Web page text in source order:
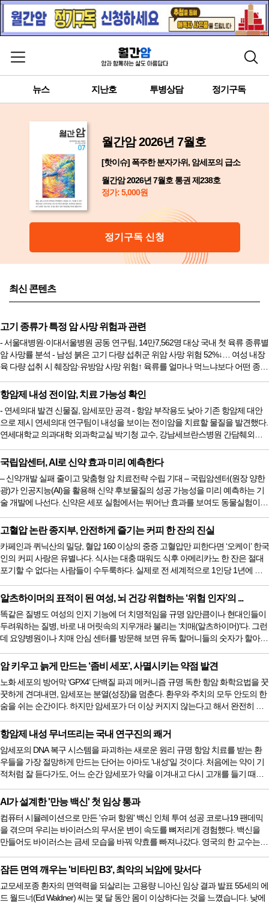
메뉴 열기 검색
뉴스 지난호 투병상담 정기구독
월간암 2026년 7월호
[핫이슈] 폭주한 분자가위, 암세포의 급소
월간암 2026년 7월호 통권 제238호
정가: 5,000원
정기구독 신청
최신 콘텐츠
고기 종류가 특정 암 사망 위험과 관련
- 서울대병원·이대서울병원 공동 연구팀, 14만7,562명 대상 국내 첫 육류 종류별
암 사망률 분석 - 남성 붉은 고기 다량 섭취군 위암 사망 위험 52%↓… 여성 내장
육 다량 섭취 시 췌장암·유방암 사망 위험↑ 육류를 얼마나 먹느냐보다 어떤 종류
구 결과가 나왔다. 남성에서는 붉은 고기를 많이 먹을수록 위암 사망 위험이 낮
아지는 경향이, 여성에서는 내장육을 많이 먹을수록 췌장암·유방암 사망 위험이
높아지는 경향이 확인됐다. 서울대병원 가정의...
항암제 내성 전이암, 치료 가능성 확인
- 연세의대 발견 신물질, 암세포만 공격 - 항암 부작용도 낮아 기존 항암제 대안
으로 제시 연세의대 연구팀이 내성을 보이는 전이암을 치료할 물질을 발견했다.
연세대학교 의과대학 외과학교실 박기청 교수, 강남세브란스병원 간담췌외과
동 연구팀은 기존 항암제에 저항성을 보이는 전이암에 치료 효과를 보일 뿐만
아니라 정상세포는 공격하지 않아 부작용도 줄인 신물질 PPS03을 발견했다고
지난 6월 5일 밝혔다. 이번 연구 결과는 국제 학술지...
국립암센터, AI로 신약 효과 미리 예측한다
– 신약개발 실패 줄이고 맞춤형 암 치료전략 수립 기대 – 국립암센터(원장 양한
광)가 인공지능(AI)을 활용해 신약 후보물질의 성공 가능성을 미리 예측하는 기
술 개발에 나선다. 신약은 세포 실험에서는 뛰어난 효과를 보여도 동물실험이나
개발에는 막대한 시간과 비용이 들지만, 최종적으로 성공하는 후보물질은 극히
일부에 불과하다. 국립암센터 생물정보연구과 신동관 박사 연구팀은 이러한 한
계를 극복하기 위해 세포주, 오가노이드*, 동물모델 등 서로 다른 실...
고혈압 논란 종지부, 안전하게 즐기는 커피 한 잔의 진실
카페인과 퀴닉산의 밀당, 혈압 160 이상의 중증 고혈압만 피한다면 ‘오케이’ 한국
인의 커피 사랑은 유별나다. 식사는 대충 때워도 식후 아메리카노 한 잔은 절대
포기할 수 없다는 사람들이 수두룩하다. 실제로 전 세계적으로 1인당 1년에 약
이다. 하지만 암 투병 중이거나 고혈압 등 만성 질환을 앓고 있는 환우들이라면,
모락모락 김이 피어오르는 커피 잔을 든 채 멈칫하게 마련이다. “커피 마시면 혈
압이 오른다던데, 내 심장과 혈관에 무리를 주는 건 아닐...
알츠하이머의 표적이 된 여성, 뇌 건강 위협하는 ‘위험 인자’의 ...
똑같은 질병도 여성의 인지 기능에 더 치명적임을 규명 암만큼이나 현대인들이
두려워하는 질병, 바로 내 머릿속의 지우개라 불리는 ‘치매(알츠하이머)’다. 그런
데 요양병원이나 치매 안심 센터를 방문해 보면 유독 할머니들의 숫자가 할아버
700만 명의 알츠하이머 환자 중 무려 3분의 2가 여성이다. 그동안 의학계에서는
“여성이 남성보다 평균 수명이 길어서, 치매에 걸릴 때까지 더 오래 살기 때문”이
라는 단순한 이유로 이 현상을 설명해 왔다. 하지만 최근...
암 키우고 늙게 만드는 ‘좀비 세포’, 사멸시키는 약점 발견
노화 세포의 방어막 ‘GPX4’ 단백질 파괴 메커니즘 규명 독한 항암 화학요법을 꿋
꿋하게 견뎌내면, 암세포는 분열(성장)을 멈춘다. 환우와 주치의 모두 안도의 한
숨을 쉬는 순간이다. 하지만 암세포가 더 이상 커지지 않는다고 해서 완전히 죽
영향을 미치는 세포들. 과학자들은 이를 ‘노화 세포(Senescent cells)’, 다른 말로
‘좀비 세포’라고 부른다. 최근 영국 의학연구위원회(LMS)와 임페리얼 칼리지 런
던의 공동 연구진이 국제 학술지 에 이 끈...
항암제 내성 무너뜨리는 국내 연구진의 쾌거
암세포의 DNA 복구 시스템을 파괴하는 새로운 원리 규명 항암 치료를 받는 환
우들을 가장 절망하게 만드는 단어는 아마도 '내성'일 것이다. 처음에는 약이 기
적처럼 잘 듣다가도, 어느 순간 암세포가 약을 이겨내고 다시 고개를 들기 때문
것일까? 가장 큰 이유는 암세포가 가진 놀라운 '자가 수리 능력' 때문이다. 항암
제가 암세포의 DNA를 망가뜨려도, 암세포는 훌륭한 수리공들을 즉각 불러모아
부서진 DNA를 말끔히 고쳐버린다. 그런데 최근 자랑스러운 국내 ...
AI가 설계한 '만능 백신' 첫 임상 통과
컴퓨터 시뮬레이션으로 만든 '슈퍼 항원' 백신 인체 투여 성공 코로나19 팬데믹
을 겪으며 우리는 바이러스의 무서운 변이 속도를 뼈저리게 경험했다. 백신을
만들어도 바이러스는 금세 모습을 바꿔 약효를 빠져나갔다. 영국의 한 교수는
이러스의 뒤꽁무니를 쫓아가기에 바빴다"고 표현했다. 그런데 최근 인공지능
(AI)이 이 지긋지긋한 추격전을 끝낼 획기적인 '만능 백신'을 세상에 내놓으며 첫
인체 임상시험을 무사히 통과했다. AI가 찾아낸 바이러스 가...
잠든 면역 깨우는 '비타민 B3', 최악의 뇌암에 맞서다
교모세포종 환자의 면역력을 되살리는 고용량 니아신 임상 결과 발표 55세의 에
드 월드너(Ed Waldner) 씨는 몇 달 동안 몸이 이상하다는 것을 느꼈습니다. 낮에